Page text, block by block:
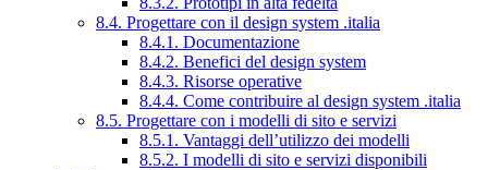
8.4. Progettare con il design system .italia
8.4.1. Documentazione
8.4.2. Benefici del design system
8.4.3. Risorse operative
8.4.4. Come contribuire al design system .italia
8.5. Progettare con i modelli di sito e servizi
8.5.1. Vantaggi dell’utilizzo dei modelli
8.5.2. I modelli di sito e servizi disponibili